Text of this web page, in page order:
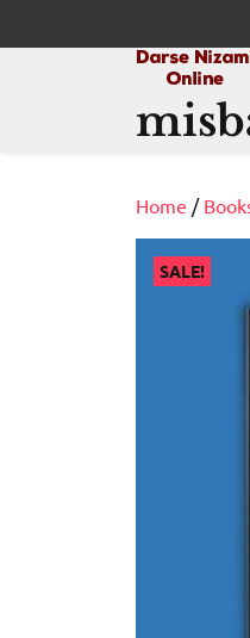
to
Home /
SALE!